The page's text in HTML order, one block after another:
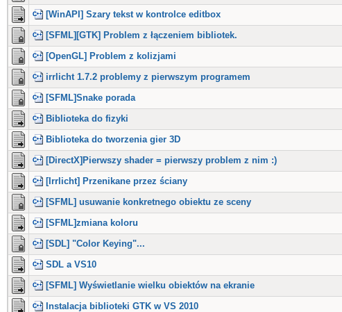
[WinAPI] Szary tekst w kontrolce editbox
[SFML][GTK] Problem z łączeniem bibliotek.
[OpenGL] Problem z kolizjami
irrlicht 1.7.2 problemy z pierwszym programem
[SFML]Snake porada
Biblioteka do fizyki
Biblioteka do tworzenia gier 3D
[DirectX]Pierwszy shader = pierwszy problem z nim :)
[Irrlicht] Przenikane przez ściany
[SFML] usuwanie konkretnego obiektu ze sceny
[SFML]zmiana koloru
[SDL] "Color Keying"...
SDL a VS10
[SFML] Wyświetlanie wielku obiektów na ekranie
Instalacja biblioteki GTK w VS 2010